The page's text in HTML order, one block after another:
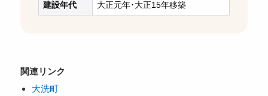
建設年代 大正元年･大正15年移築
関連リンク
大洗町